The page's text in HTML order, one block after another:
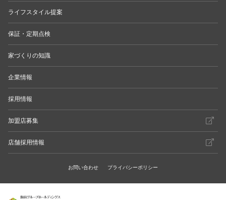
ライフスタイル提案
保証・定期点検
家づくりの知識
企業情報
採用情報
加盟店募集
店舗採用情報
お問い合わせ プライバシーポリシー